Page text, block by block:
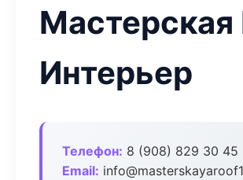
Мастерская
Интерьер
Телефон: 8 (908) 829 30 45
Email: